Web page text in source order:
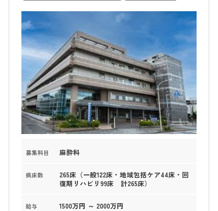
募集科目 麻酔科
病床数
265床（一般122床・地域包括ケア44床・回
復期リハビリ99床 計265床）
給与 1500万円 ～ 2000万円